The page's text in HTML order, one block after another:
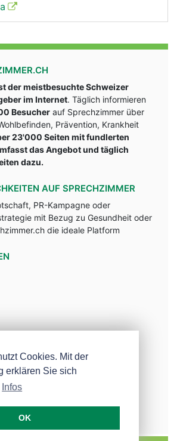
der meistbesuchte Schweizer
im Internet. Täglich informieren
Besucher auf Sprechzimmer über
Prävention, Krankheit
23'000 Seiten mit fundlerten
das Angebot und täglich
dazu.
AUF SPRECHZIMMER
PR-Kampagne oder
mit Bezug zu Gesundheit oder
die ideale Platform
Experten
Cookies. Mit der
erklären Sie sich
Infos
OK